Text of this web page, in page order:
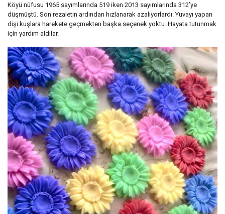
Köyü nüfusu 1965 sayımlarında 519 iken 2013 sayımlarında 312’ye
düşmüştü. Son rezaletin ardından hızlanarak azalıyorlardı. Yuvayı yapan
dişi kuşlara harekete geçmekten başka seçenek yoktu. Hayata tutunmak
için yardım aldılar.